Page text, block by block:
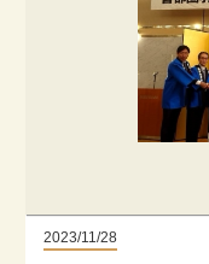
2023/11/28